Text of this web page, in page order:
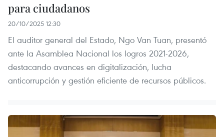
para ciudadanos
20/10/2025 12:30
El auditor general del Estado, Ngo Van Tuan, presentó
ante la Asamblea Nacional los logros 2021-2026,
destacando avances en digitalización, lucha
anticorrupción y gestión eficiente de recursos públicos.